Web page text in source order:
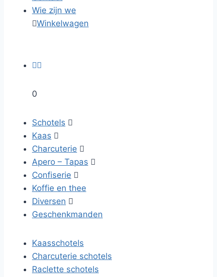
Wie zijn we
Winkelwagen

0
Schotels 
Kaas 
Charcuterie 
Apero – Tapas 
Confiserie 
Koffie en thee
Diversen 
Geschenkmanden
Kaasschotels
Charcuterie schotels
Raclette schotels